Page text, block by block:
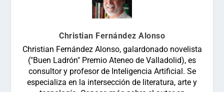
Christian Fernández Alonso
Christian Fernández Alonso, galardonado novelista
("Buen Ladrón" Premio Ateneo de Valladolid), es
consultor y profesor de Inteligencia Artificial. Se
especializa en la intersección de literatura, arte y